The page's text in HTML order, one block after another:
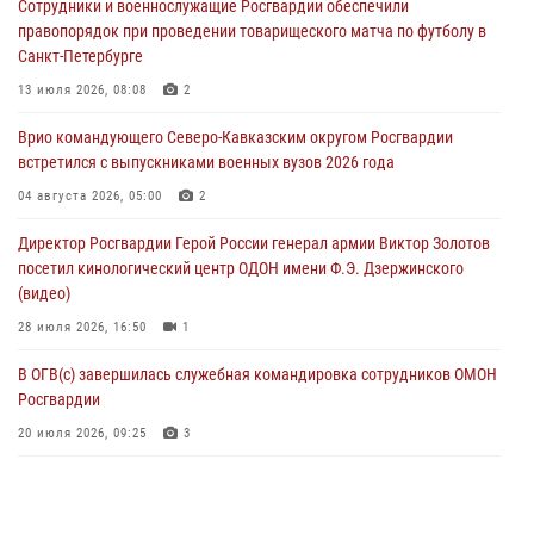
угрожавшего подростку травматическим пистолетом
06 августа 2026, 11:33
В Зауралье при содействии СОБР Росгвардии ликвидирована
06 августа 2026, 11:27
В Москве росгвардейцы задержали троих мужчин, устроивших
06 августа 2026, 11:20 1
Сотрудники и военнослужащие Росгвардии обеспечили
правопорядок при проведении товарищеского матча по футболу в
Санкт-Петербурге
13 июля 2026, 08:08 2
Врио командующего Северо-Кавказским округом Росгвардии
встретился с выпускниками военных вузов 2026 года
04 августа 2026, 05:00 2
Директор Росгвардии Герой России генерал армии Виктор Золотов
посетил кинологический центр ОДОН имени Ф.Э. Дзержинского
(видео)
28 июля 2026, 16:50 1
В ОГВ(с) завершилась служебная командировка сотрудников ОМОН
Росгвардии
20 июля 2026, 09:25 3